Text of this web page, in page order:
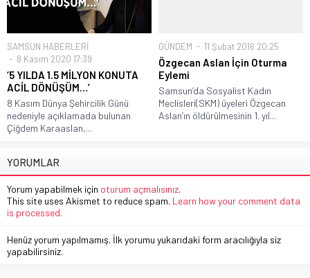
SAMSUN HABERLERİ
8 Kasım 2020 17:39
‘5 YILDA 1.5 MİLYON KONUTA
ACİL DÖNÜŞÜM…’
8 Kasım Dünya Şehircilik Günü
nedeniyle açıklamada bulunan
Çiğdem Karaaslan,...
GÜNDEM 11 Şubat 2016 20:25
Özgecan Aslan İçin Oturma
Eylemi
Samsun’da Sosyalist Kadın
Meclisleri(SKM) üyeleri Özgecan
Aslan’ın öldürülmesinin 1. yıl...
YORUMLAR
Yorum yapabilmek için oturum açmalısınız.
This site uses Akismet to reduce spam. Learn how your comment data
is processed.
Henüz yorum yapılmamış. İlk yorumu yukarıdaki form aracılığıyla siz
yapabilirsiniz.